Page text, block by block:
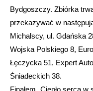
Bydgoszczy. Zbiórka
przekazywać w
Michalscy, ul. Gdańska
Wojska Polskiego 8,
Łęczycka 51, Expert
Śniadeckich 38.
Finałem „Ciepło serca